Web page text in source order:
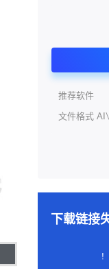
推荐软件
文件格式
下载链接